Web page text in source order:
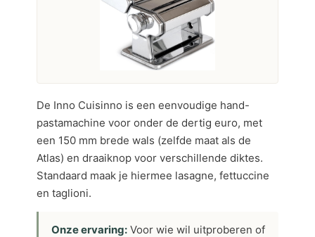
De Inno Cuisinno is een eenvoudige hand-
pastamachine voor onder de dertig euro, met
een 150 mm brede wals (zelfde maat als de
Atlas) en draaiknop voor verschillende diktes.
Standaard maak je hiermee lasagne, fettuccine
en taglioni.
Onze ervaring: Voor wie wil uitproberen of